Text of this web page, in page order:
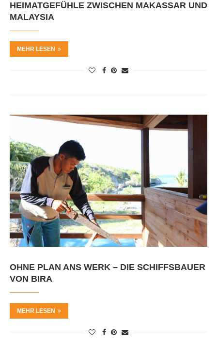
HEIMATGEFÜHLE ZWISCHEN MAKASSAR UND
MALAYSIA
MEHR LESEN
OHNE PLAN ANS WERK – DIE SCHIFFSBAUER
VON BIRA
MEHR LESEN